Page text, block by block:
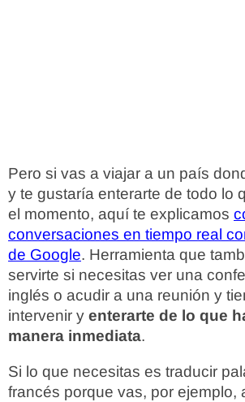
Pero si vas a viajar a un país
y te gustaría enterarte de todo lo
el momento, aquí te explicamos
conversaciones en tiempo real
de Google. Herramienta que
servirte si necesitas ver una
inglés o acudir a una reunión y
intervenir y enterarte de lo que
manera inmediata.
Si lo que necesitas es traducir
francés porque vas, por ejemplo,